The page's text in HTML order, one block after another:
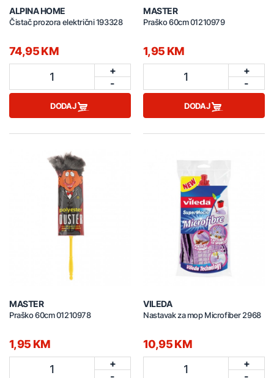
ALPINA HOME
Čistač prozora električni 193328
74,95 KM
1
+
-
DODAJ
MASTER
Praško 60cm 01210979
1,95 KM
1
+
-
DODAJ
MASTER
Praško 60cm 01210978
1,95 KM
1
+
VILEDA
Nastavak za mop Microfiber 2968
10,95 KM
1
+